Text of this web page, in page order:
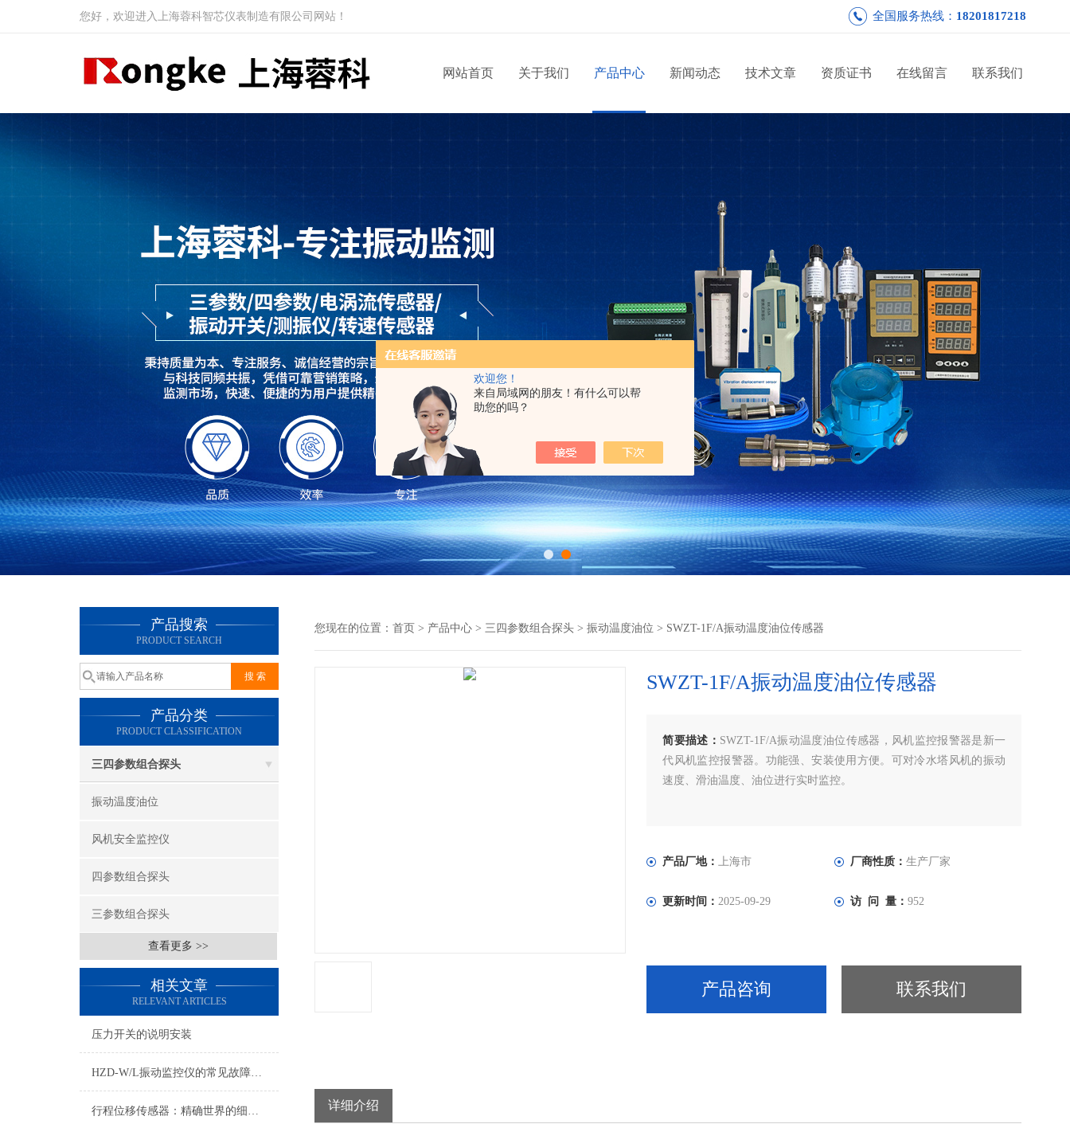
欢迎您！
来自局域网的朋友！有什么可以帮
助您的吗？
您好，欢迎进入上海蓉科智芯仪表制造有限公司网站！ 全国服务热线： 18201817218
网站首页 关于我们 产品中心 新闻动态 技术文章 资质证书 在线留言 联系我们
产品搜索
PRODUCT SEARCH
产品分类
PRODUCT CLASSIFICATION
三四参数组合探头
振动温度油位
风机安全监控仪
四参数组合探头
三参数组合探头
查看更多 >>
相关文章
RELEVANT ARTICLES
压力开关的说明安装
HZD-W/L振动监控仪的常见故障相应解决方法
行程位移传感器：精确世界的细微触探者
您现在的位置： 首页 > 产品中心 > 三四参数组合探头 > 振动温度油位 > SWZT-1F/A振动温度油位传感器
SWZT-1F/A振动温度油位传感器
简要描述： SWZT-1F/A振动温度油位传感器，风机监控报警器是新一
代风机监控报警器。功能强、安装使用方便。可对冷水塔风机的振动
速度、滑油温度、油位进行实时监控。
产品厂地：上海市 厂商性质： 生产厂家
更新时间：2025-09-29 访 问 量： 952
产品咨询 联系我们
详细介绍